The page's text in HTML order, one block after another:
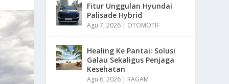
Fitur Unggulan Hyundai
Palisade Hybrid
Agu 7, 2026 | OTOMOTIF
Healing Ke Pantai: Solusi
Galau Sekaligus Penjaga
Kesehatan
Agu 6, 2026 | RAGAM